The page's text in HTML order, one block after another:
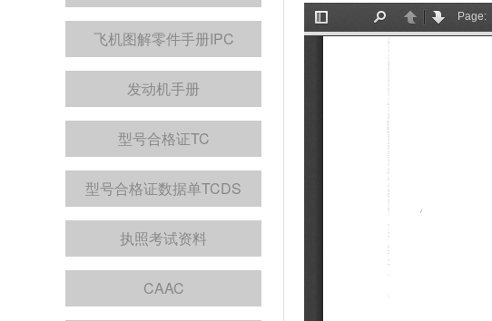
飞机图解零件手册IPC
发动机手册
型号合格证TC
型号合格证数据单TCDS
执照考试资料
CAAC